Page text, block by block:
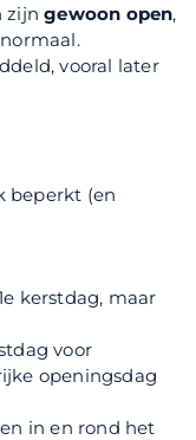
zijngewoon open,
vooral later
beperkt (en
kerstdag, maar
voor
openingsdag
in en rond het